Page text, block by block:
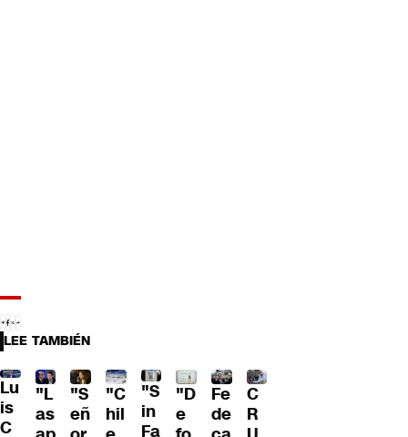
LEE TAMBIÉN
Lu
is
C
"L
as
"S
eñ
"C
hil
"S
in
Fa
"D
e
Fe
de
C
R